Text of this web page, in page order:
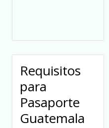
Requisitos
para
Pasaporte
Guatemala